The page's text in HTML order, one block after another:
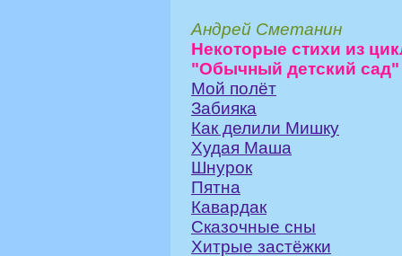
Андрей Сметанин
Некоторые стихи из
"Обычный детский сад"
Мой полёт
Забияка
Как делили Мишку
Худая Маша
Шнурок
Пятна
Кавардак
Сказочные сны
Хитрые застёжки